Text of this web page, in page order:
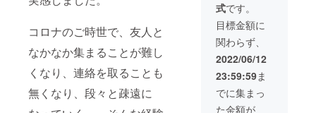
コロナのご時世で、友人と
なかなか集まることが難し
くなり、連絡を取ることも
無くなり、段々と疎遠に
容、法
令に違
反する
内容な
どはお
きませ
ん。
して
は、交
通費は
別途に
なりま
す。 ※
日程 ・
場所に
関して
テッ
カー ※
自治体
からの
要請な
どによ
り、利
用可能
人数は
式です。
目標金額に
関わらず、
2022/06/12
23:59:59ま
でに集まっ
た金額が